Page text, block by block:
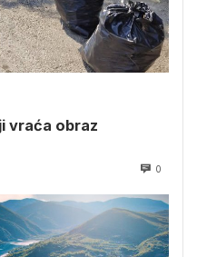
vraća obraz
0